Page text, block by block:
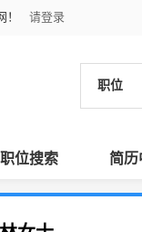
请登录
职位
职位搜索 简历